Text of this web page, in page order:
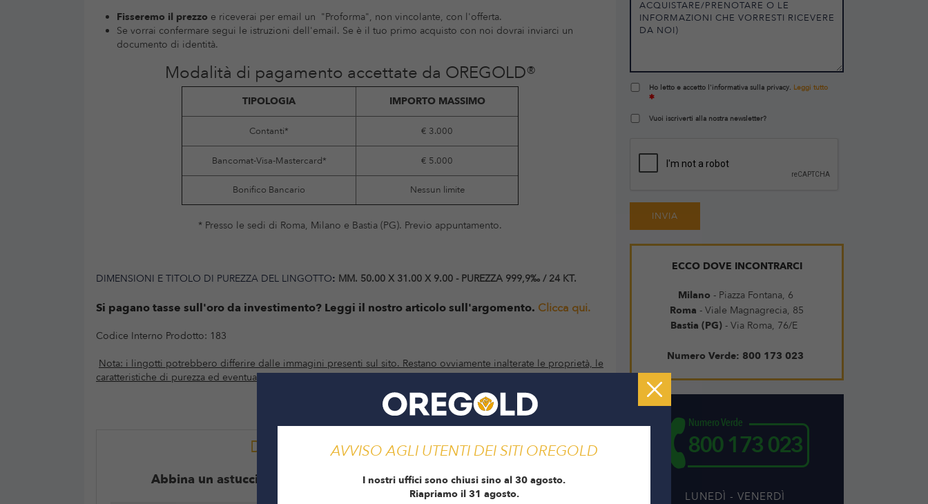
AVVISO AGLI UTENTI DEI SITI OREGOLD
I nostri uffici sono chiusi sino al 30 agosto.
Riapriamo il 31 agosto.
Fisseremo il prezzo e riceverai per email un "Proforma", non vincolante, con l'offerta.
Se vorrai confermare segui le istruzioni dell'email. Se è il tuo primo acquisto con noi dovrai inviarci un
documento di identità.
Modalità di pagamento accettate da OREGOLD®
TIPOLOGIA IMPORTO MASSIMO
Contanti* € 3.000
Bancomat-Visa-Mastercard* € 5.000
Bonifico Bancario Nessun limite
* Presso le sedi di Roma, Milano e Bastia (PG). Previo appuntamento.
DIMENSIONI E TITOLO DI PUREZZA DEL LINGOTTO: MM. 50.00 X 31.00 X 9.00 - PUREZZA 999,9‰ / 24 KT.
Si pagano tasse sull'oro da investimento? Leggi il nostro articolo sull'argomento. Clicca qui.
Codice Interno Prodotto: 183
Nota: i lingotti potrebbero differire dalle immagini presenti sul sito. Restano ovviamente inalterate le proprietà, le
caratteristiche di purezza ed eventuali presidi anti-contraffazione.
DEVI FARE UN REGALO?
Abbina un astuccio per lingotti o monete al tuo prezioso acquisto.
Ho letto e accetto l'informativa sulla privacy. Leggi tutto
Vuoi iscriverti alla nostra newsletter?
ECCO DOVE INCONTRARCI
Milano - Piazza Fontana, 6
Roma - Viale Magnagrecia, 85
Bastia (PG) - Via Roma, 76/E
Numero Verde: 800 173 023
LUNEDÌ - VENERDÌ